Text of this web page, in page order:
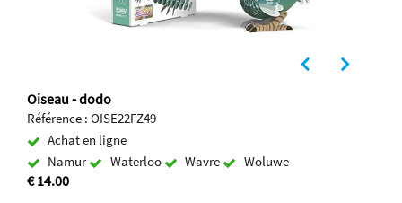
Oiseau - dodo
Référence : OISE22FZ49
Achat en ligne
Namur
Waterloo Wavre Woluwe
€ 14.00